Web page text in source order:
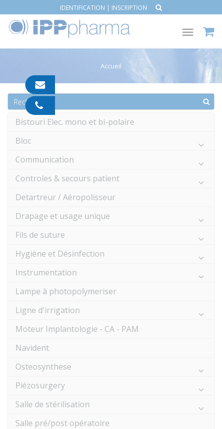
IDENTIFICATION | INSCRIPTION
Toggle
Accueil
Bistouri Elec. mono et bi-polaire
Bloc
Communication
Controles & secours patient
Detartreur / Aéropolisseur
Drapage et usage unique
Fils de suture
Hygiène et Désinfection
Instrumentation
Lampe à photopolymeriser
Ligne d'irrigation
Moteur Implantologie - CA - PAM
Navident
Osteosynthese
Piézosurgery
Salle de stérilisation
Salle pré/post opératoire
contact@ipp-
pharma.com
91
05